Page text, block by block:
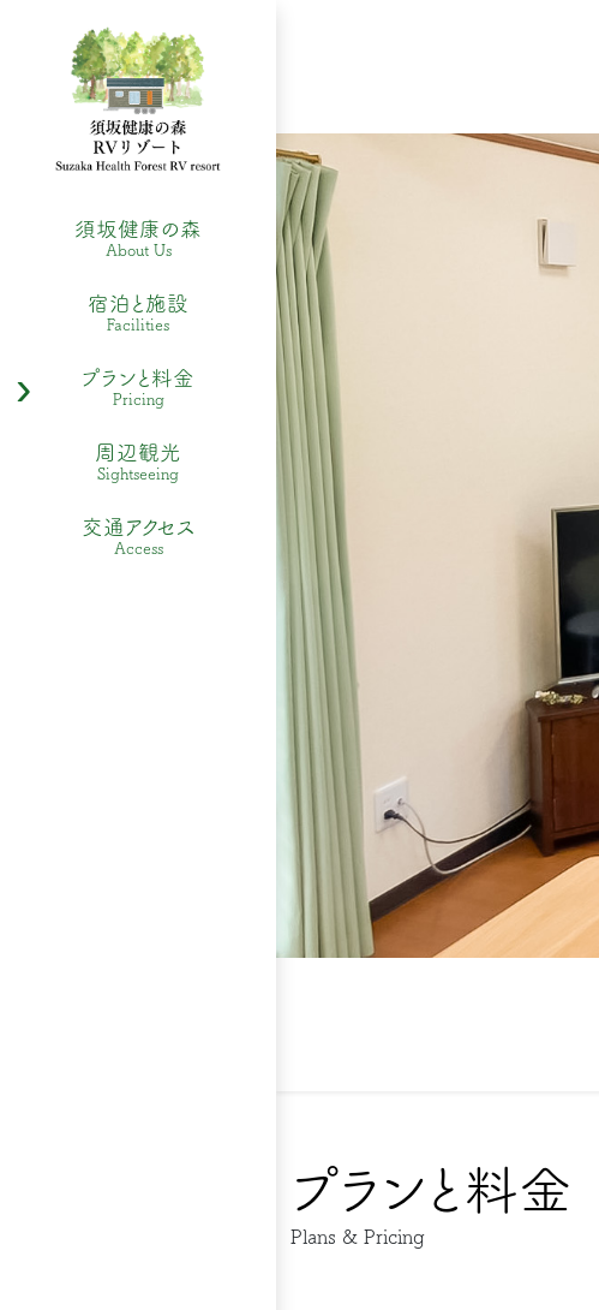
須坂健康の森
About Us
宿泊と施設
Facilities
プランと料金
Pricing
周辺観光
Sightseeing
交通アクセス
Access
プランと料金
Plans & Pricing